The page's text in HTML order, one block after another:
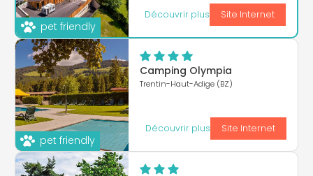
pet friendly
Découvrir plus Site Internet
pet friendly
Camping Olympia
Trentin-Haut-Adige (BZ)
Découvrir plus Site Internet